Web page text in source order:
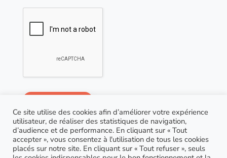
Ce site utilise des cookies afin d’améliorer votre expérience
utilisateur, de réaliser des statistiques de navigation,
d’audience et de performance. En cliquant sur « Tout
accepter », vous consentez à l'utilisation de tous les cookies
placés sur notre site. En cliquant sur « Tout refuser », seuls